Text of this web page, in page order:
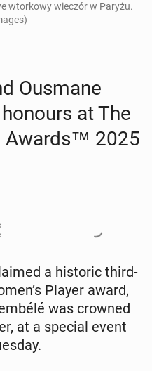
wtorkowy wieczór w Paryżu.
Ousmane
at The
Awards™ 2025
a his­toric third-
Player award,
was crowned
at a special event